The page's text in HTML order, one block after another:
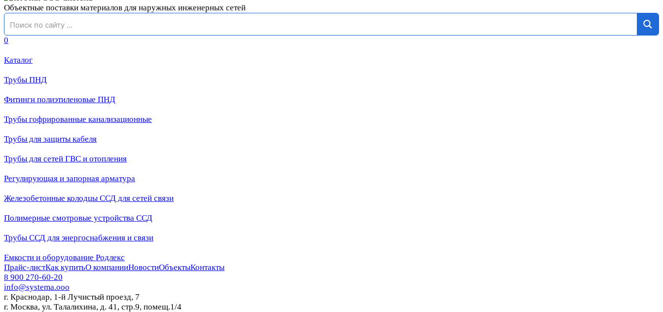
Объектные поставки материалов для наружных инженерных сетей
0
Каталог
Трубы ПНД
Фитинги полиэтиленовые ПНД
Трубы гофрированные канализационные
Трубы для защиты кабеля
Трубы для сетей ГВС и отопления
Регулирующая и запорная арматура
Железобетонные колодцы ССД для сетей связи
Полимерные смотровые устройства ССД
Трубы ССД для энергоснабжения и связи
Емкости и оборудование Родлекс
Прайс-листКак купитьО компанииНовостиОбъектыКонтакты
8 900 270-60-20
info@systema.ooo
г. Краснодар, 1-й Лучистый проезд, 7
г. Москва, ул. Талалихина, д. 41, стр.9, помещ.1/4